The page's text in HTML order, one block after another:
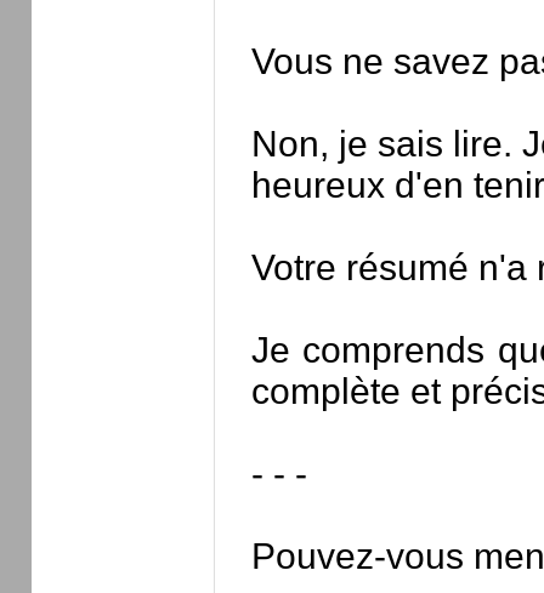
Vous ne savez
Non, je sais lire.
heureux d'en
Votre résumé n'a
Je comprends
complète et
- - -
Pouvez-vous